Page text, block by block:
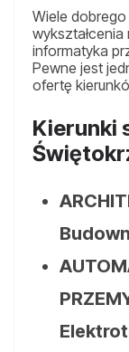
Wiele
informatyka
Pewne jest
ofertę
Kierunki